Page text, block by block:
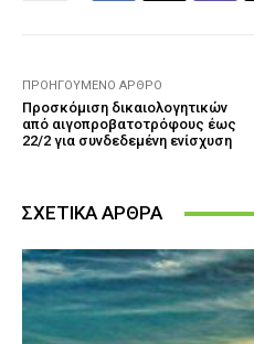
ΠΡΟΗΓΟΎΜΕΝΟ ΆΡΘΡΟ
Προσκόμιση δικαιολογητικών
από αιγοπροβατοτρόφους έως
22/2 για συνδεδεμένη ενίσχυση
ΣΧΕΤΙΚΑ ΑΡΘΡΑ